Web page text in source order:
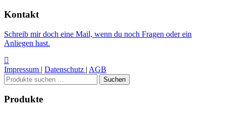
Kontakt
Schreib mir doch eine Mail, wenn du noch Fragen oder ein
Anliegen hast.
Impressum | Datenschutz | AGB
Suchen
nach:
Suchen
Produkte